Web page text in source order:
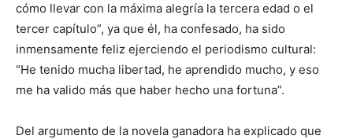
cómo llevar con la máxima alegría la tercera edad o el
tercer capítulo”, ya que él, ha confesado, ha sido
inmensamente feliz ejerciendo el periodismo cultural:
“He tenido mucha libertad, he aprendido mucho, y eso
me ha valido más que haber hecho una fortuna”.
Del argumento de la novela ganadora ha explicado que